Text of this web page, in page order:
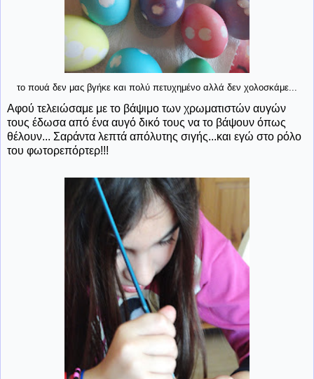
το πουά δεν μας βγήκε και πολύ πετυχημένο αλλά δεν χολοσκάμε...
Αφού τελειώσαμε με το βάψιμο των χρωματιστών αυγών
τους έδωσα από ένα αυγό δικό τους να το βάψουν όπως
θέλουν... Σαράντα λεπτά απόλυτης σιγής...και εγώ στο ρόλο
του φωτορεπόρτερ!!!